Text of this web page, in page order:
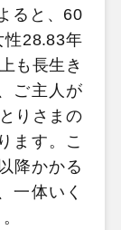
ると、60
性28.83年
も長生き
ご主人が
りさまの
ます。こ
降かかる
一体いく